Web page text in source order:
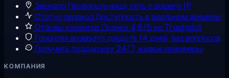
Зеркало Проверьте нашу сеть с вашего IP
Статус сервисаДоступность в реальном времени
Отзывы клиентовОценка 4,6/5 на Trustpilot
Гарантия возврата средств14 дней, без вопросов
Получить поддержку 24/7, живые инженеры
КОМПАНИЯ